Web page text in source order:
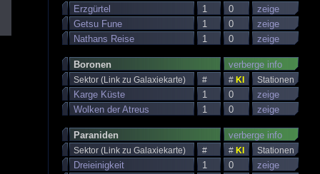
Erzgürtel 1 0
zeige
Getsu Fune
1 0
zeige
Nathans Reise
1 0 zeige
Boronen verberge info
Sektor (Link zu Galaxiekarte) # # KI Stationen
Karge Küste 1 0
zeige
Wolken der Atreus
1 0 zeige
Paraniden verberge info
Sektor (Link zu Galaxiekarte) # # KI Stationen
Dreieinigkeit 1 0
zeige